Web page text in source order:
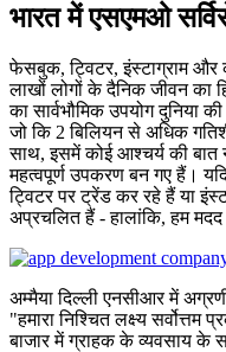
भारत में एसएमओ
फेसबुक, ट्विटर, इंस्टाग्राम
लाखों लोगों के दैनिक जीवन का
का सार्वभौमिक उपयोग दुनिया
जो कि 2 बिलियन से अधिक
साथ, इसमें कोई आश्चर्य की बात
महत्वपूर्ण उपकरण बन गए हैं।
ट्विटर पर ट्रेंड कर रहे हैं या
अप्रचलित हैं - हालांकि, हम
अम्मैया दिल्ली एनसीआर में
"हमारा निश्चित लक्ष्य
बाजार में ग्राहक के व्यवसाय के